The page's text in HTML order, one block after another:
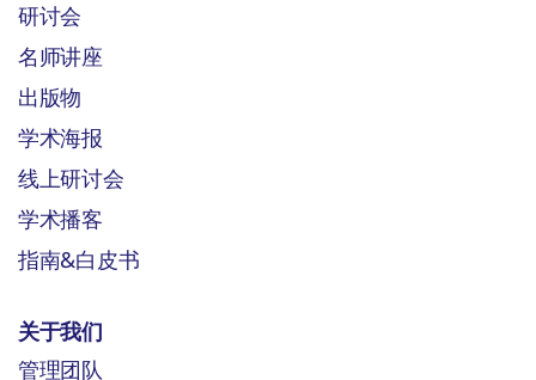
研讨会
名师讲座
出版物
学术海报
线上研讨会
学术播客
指南&白皮书
关于我们
管理团队